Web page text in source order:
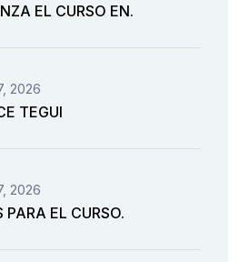
EL CURSO EN.
2026
TEGUI
2026
PARA EL CURSO.